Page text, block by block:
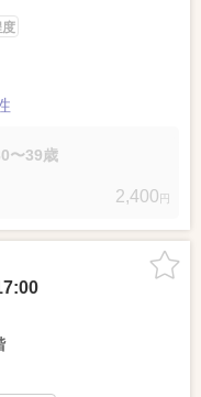
〜39歳
2,400 円